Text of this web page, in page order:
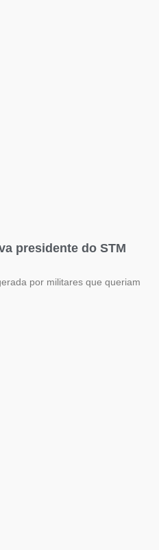
presidente do STM
por militares que queriam